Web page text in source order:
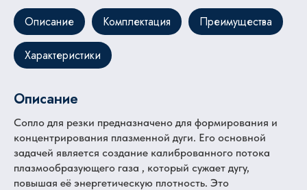
Описание Комплектация Преимущества
Характеристики
Описание
Сопло для резки предназначено для формирования и
концентрирования плазменной дуги. Его основной
задачей является создание калиброванного потока
плазмообразующего газа , который сужает дугу,
повышая её энергетическую плотность. Это